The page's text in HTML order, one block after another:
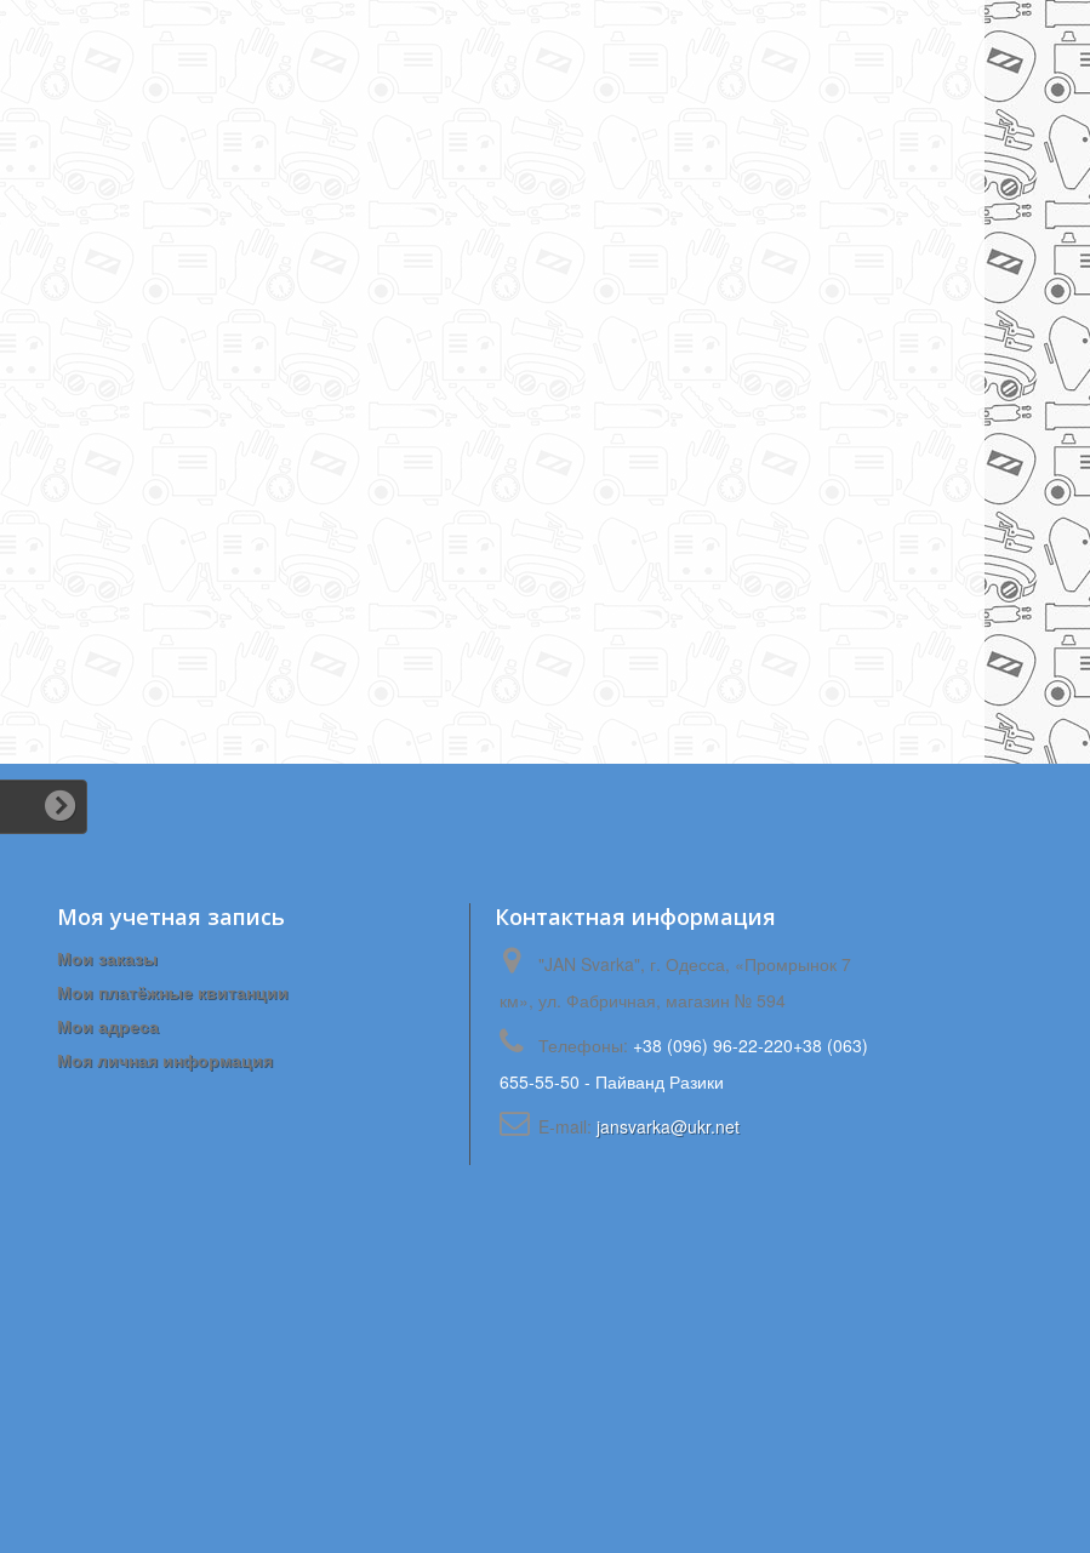
Моя учетная запись
Мои заказы
Мои платёжные квитанции
Мои адреса
Моя личная информация
Контактная информация
"JAN Svarka", г. Одесса, «Промрынок 7
км», ул. Фабричная, магазин № 594
Телефоны: +38 (096) 96-22-220+38 (063)
655-55-50 - Пайванд Разики
E-mail: jansvarka@ukr.net